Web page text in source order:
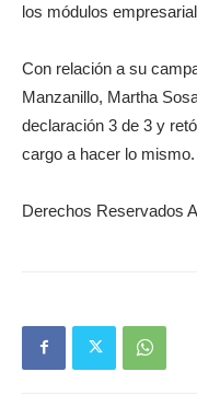
los módulos
Con relación a su
Manzanillo, Martha
declaración 3 de 3 y
cargo a hacer lo mismo.
Derechos Reservados